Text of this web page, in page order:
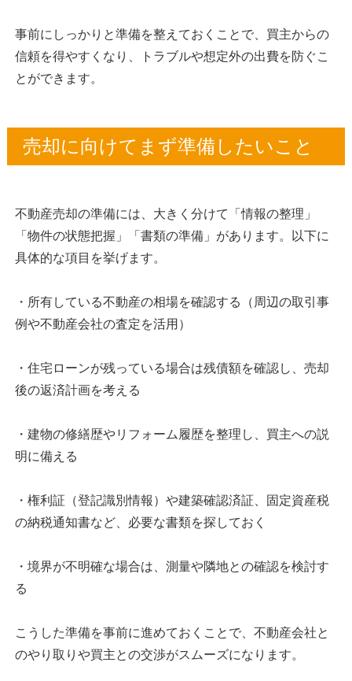
事前にしっかりと準備を整えておくことで、買主からの
信頼を得やすくなり、トラブルや想定外の出費を防ぐこ
とができます。
売却に向けてまず準備したいこと
不動産売却の準備には、大きく分けて「情報の整理」
「物件の状態把握」「書類の準備」があります。以下に
具体的な項目を挙げます。
・所有している不動産の相場を確認する（周辺の取引事
例や不動産会社の査定を活用）
・住宅ローンが残っている場合は残債額を確認し、売却
後の返済計画を考える
・建物の修繕歴やリフォーム履歴を整理し、買主への説
明に備える
・権利証（登記識別情報）や建築確認済証、固定資産税
の納税通知書など、必要な書類を探しておく
・境界が不明確な場合は、測量や隣地との確認を検討す
る
こうした準備を事前に進めておくことで、不動産会社と
のやり取りや買主との交渉がスムーズになります。